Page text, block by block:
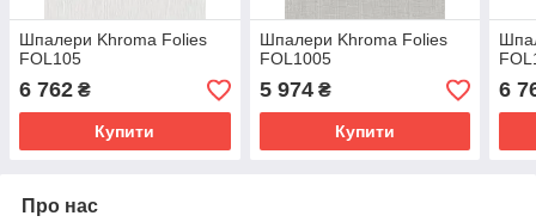
Шпалери Khroma Folies
FOL105
6 762 ₴
Купити
Шпалери Khroma Folies
FOL1005
5 974₴
Купити
6
Про нас